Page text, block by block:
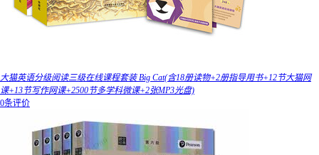
大猫英语分级阅读三级在线课程套装 Big Cat(含18册读物+2册指导用书+12节大猫网
课+13节写作网课+2500节多学科微课+2张MP3光盘)
0条评价